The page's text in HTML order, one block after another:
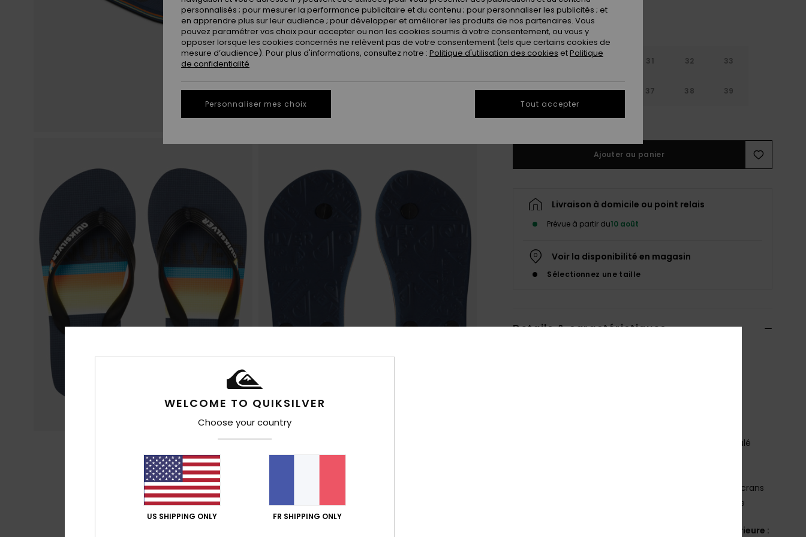
31 32 33
34 35 36 37 38 39
Voir le Guide des tailles
Ajouter au panier
Livraison à domicile ou point relais
Prévue à partir du10 août
Voir la disponibilité en magasin
Sélectionnez une taille
Details & caractéristiques
Logotage Quiksilver et logo Mountain & Wave moulé
Semelle extérieure en caoutchouc expansé avec crans
multi-angles en forme de logo pour plus d'adhérence
synthétique / Semelle extérieure :
WELCOME TO QUIKSILVER
Choose your country
US SHIPPING ONLY FR SHIPPING ONLY
personnalisés ; pour mesurer la performance publicitaire et du contenu ; pour personnaliser les publicités ; et
en apprendre plus sur leur audience ; pour développer et améliorer les produits de nos partenaires. Vous
pouvez paramétrer vos choix pour accepter ou non les cookies soumis à votre consentement, ou vous y
opposer lorsque les cookies concernés ne relèvent pas de votre consentement (tels que certains cookies de
mesure d’audience). Pour plus d'informations, consultez notre : Politique d'utilisation des cookies etPolitique
de confidentialité
Personnaliser mes choix Tout accepter